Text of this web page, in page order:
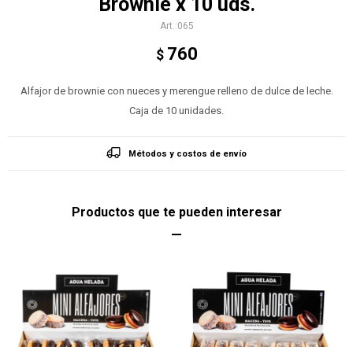
065
$ 760
Alfajor de brownie con nueces y merengue relleno de dulce de leche.
Caja de 10 unidades.
Métodos y costos de envío
Productos que te pueden interesar